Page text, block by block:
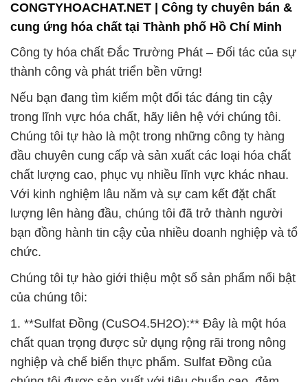
CONGTYHOACHAT.NET | Công ty chuyên bán &
cung ứng hóa chất tại Thành phố Hồ Chí Minh
Công ty hóa chất Đắc Trường Phát – Đối tác của sự
thành công và phát triển bền vững!
Nếu bạn đang tìm kiếm một đối tác đáng tin cậy
trong lĩnh vực hóa chất, hãy liên hệ với chúng tôi.
Chúng tôi tự hào là một trong những công ty hàng
đầu chuyên cung cấp và sản xuất các loại hóa chất
chất lượng cao, phục vụ nhiều lĩnh vực khác nhau.
Với kinh nghiệm lâu năm và sự cam kết đặt chất
lượng lên hàng đầu, chúng tôi đã trở thành người
bạn đồng hành tin cậy của nhiều doanh nghiệp và tổ
chức.
Chúng tôi tự hào giới thiệu một số sản phẩm nổi bật
của chúng tôi:
1. **Sulfat Đồng (CuSO4.5H2O):** Đây là một hóa
chất quan trọng được sử dụng rộng rãi trong nông
nghiệp và chế biến thực phẩm. Sulfat Đồng của